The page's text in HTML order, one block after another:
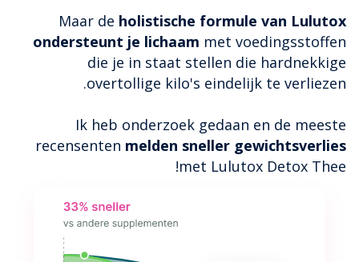
Maar de holistische formule van Lulutox
ondersteunt je lichaam met voedingsstoffen
die je in staat stellen die hardnekkige
overtollige kilo's eindelijk te verliezen.
Ik heb onderzoek gedaan en de meeste
recensenten melden sneller gewichtsverlies
met Lulutox Detox Thee!